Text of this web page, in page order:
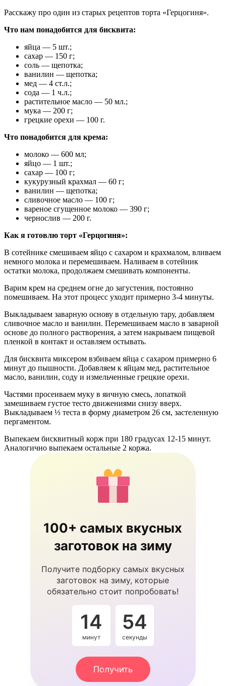
Расскажу про один из старых рецептов торта «Герцогиня».
Что нам понадобится для бисквита:
яйца — 5 шт.;
сахар — 150 г;
соль — щепотка;
ванилин — щепотка;
мед — 4 ст.л.;
сода — 1 ч.л.;
растительное масло — 50 мл.;
мука — 200 г;
грецкие орехи — 100 г.
Что понадобится для крема:
молоко — 600 мл;
яйцо — 1 шт.;
сахар — 100 г;
кукурузный крахмал — 60 г;
ванилин — щепотка;
сливочное масло — 100 г;
вареное сгущенное молоко — 390 г;
чернослив — 200 г.
Как я готовлю торт «Герцогиня»:
В сотейнике смешиваем яйцо с сахаром и крахмалом, вливаем
немного молока и перемешиваем. Наливаем в сотейник
остатки молока, продолжаем смешивать компоненты.
Варим крем на среднем огне до загустения, постоянно
помешиваем. На этот процесс уходит примерно 3-4 минуты.
Выкладываем заварную основу в отдельную тару, добавляем
сливочное масло и ванилин. Перемешиваем масло в заварной
основе до полного растворения, а затем накрываем пищевой
пленкой в контакт и оставляем остывать.
Для бисквита миксером взбиваем яйца с сахаром примерно 6
минут до пышности. Добавляем к яйцам мед, растительное
масло, ванилин, соду и измельченные грецкие орехи.
Частями просеиваем муку в яичную смесь, лопаткой
замешиваем густое тесто движениями снизу вверх.
Выкладываем ⅓ теста в форму диаметром 26 см, застеленную
пергаментом.
Выпекаем бисквитный корж при 180 градусах 12-15 минут.
Аналогично выпекаем остальные 2 коржа.
100+ самых вкусных
заготовок на зиму
Получите подборку самых вкусных
заготовок на зиму, которые
обязательно стоит попробовать!
14
минут
54
секунды
Получить